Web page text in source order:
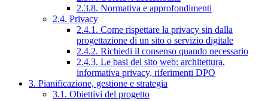
2.3.8. Normativa e approfondimenti
2.4. Privacy
2.4.1. Come rispettare la privacy sin dalla
progettazione di un sito o servizio digitale
2.4.2. Richiedi il consenso quando necessario
2.4.3. Le basi del sito web: architettura,
informativa privacy, riferimenti DPO
3. Pianificazione, gestione e strategia
3.1. Obiettivi del progetto